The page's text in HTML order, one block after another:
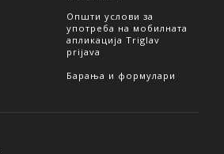
Општи услови за
употреба на мобилната
апликација Triglav
prijava
Барања и формулари